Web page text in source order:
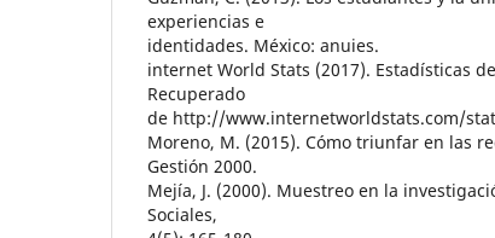
experiencias e
identidades. México: anuies.
internet World Stats (2017). Estadísticas
Recuperado
de http://www.internetworldstats.com/
Moreno, M. (2015). Cómo triunfar en las
Gestión 2000.
Mejía, J. (2000). Muestreo en la
Sociales,